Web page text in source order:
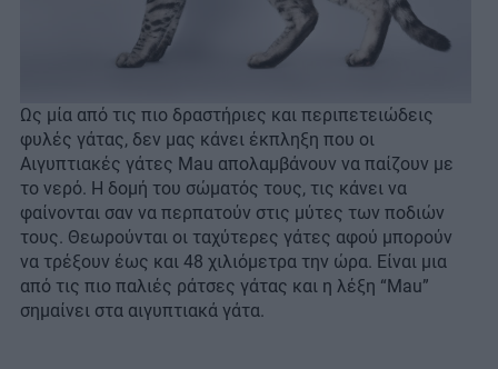
Ως μία από τις πιο δραστήριες και περιπετειώδεις
φυλές γάτας, δεν μας κάνει έκπληξη που οι
Αιγυπτιακές γάτες Mau απολαμβάνουν να παίζουν με
το νερό. Η δομή του σώματός τους, τις κάνει να
φαίνονται σαν να περπατούν στις μύτες των ποδιών
τους. Θεωρούνται οι ταχύτερες γάτες αφού μπορούν
να τρέξουν έως και 48 χιλιόμετρα την ώρα. Είναι μια
από τις πιο παλιές ράτσες γάτας και η λέξη “Mau”
σημαίνει στα αιγυπτιακά γάτα.